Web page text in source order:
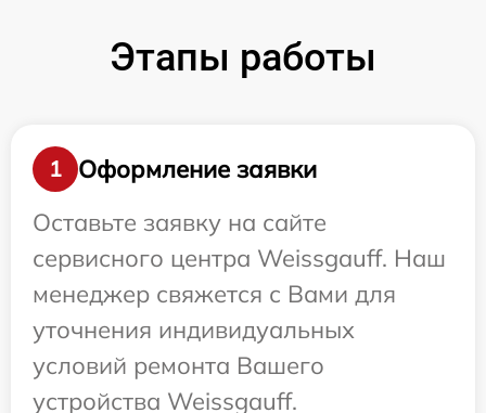
Этапы работы
1
Оформление заявки
Оставьте заявку на сайте
сервисного центра Weissgauff. Наш
менеджер свяжется с Вами для
уточнения индивидуальных
условий ремонта Вашего
устройства Weissgauff.